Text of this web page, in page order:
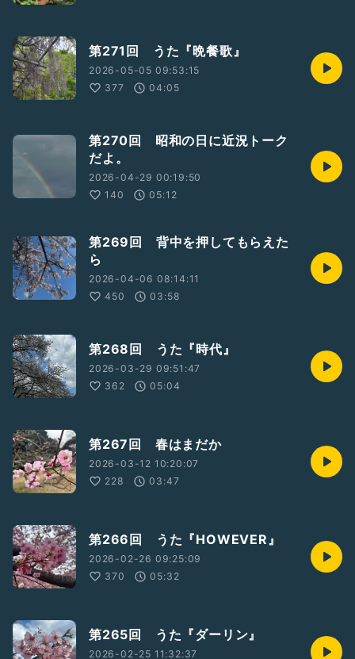
第271回 うた『晩餐歌』
2026-05-05 09:53:15
377
04:05
第270回 昭和の日に近況トーク
だよ。
2026-04-29 00:19:50
140
05:12
第269回 背中を押してもらえた
ら
2026-04-06 08:14:11
450
03:58
第268回 うた『時代』
2026-03-29 09:51:47
362
05:04
第267回 春はまだか
2026-03-12 10:20:07
228
03:47
第266回 うた『HOWEVER』
2026-02-26 09:25:09
370
05:32
第265回 うた『ダーリン』
2026-02-25 11:32:37